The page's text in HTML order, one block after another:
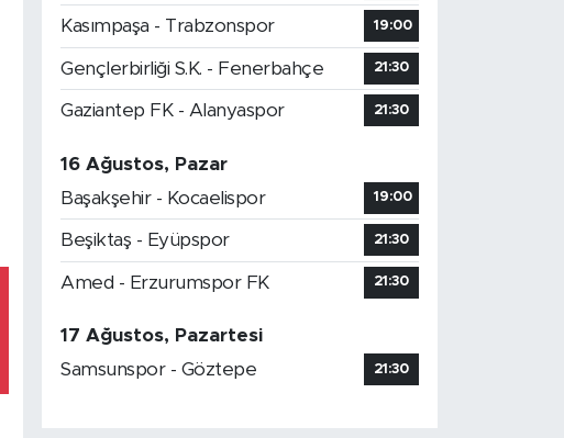
Kasımpaşa - Trabzonspor 19:00
Gençlerbirliği S.K. - Fenerbahçe 21:30
Gaziantep FK - Alanyaspor 21:30
16 Ağustos, Pazar
Başakşehir - Kocaelispor
19:00
Beşiktaş - Eyüpspor 21:30
Amed - Erzurumspor FK 21:30
17 Ağustos, Pazartesi
Samsunspor - Göztepe
21:30